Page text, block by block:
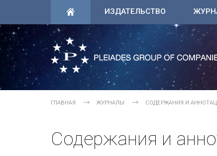
ИЗДАТЕЛЬСТВО
ГЛАВНАЯ ЖУРНАЛЫ СОДЕРЖАНИЯ И
Содержания и